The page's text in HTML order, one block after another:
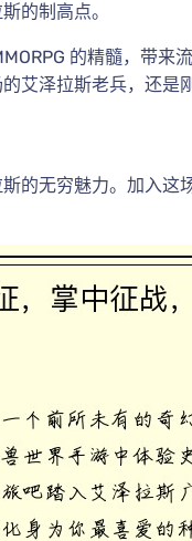
的制高点。
的精髓，带来
艾泽拉斯老兵，还是
的无穷魅力。加入这